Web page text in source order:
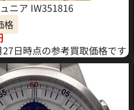
ニア IW351816
格
日時点の参考買取価格です